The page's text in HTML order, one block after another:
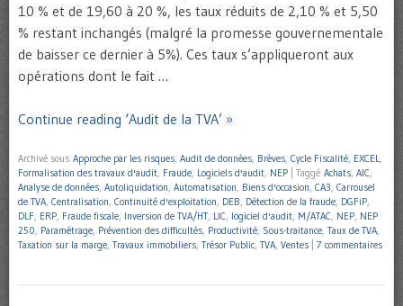
10 % et de 19,60 à 20 %, les taux réduits de 2,10 % et 5,50
% restant inchangés (malgré la promesse gouvernementale
de baisser ce dernier à 5%). Ces taux s’appliqueront aux
opérations dont le fait …
Continue reading ‘Audit de la TVA’ »
Archivé sous Approche par les risques, Audit de données, Brèves, Cycle Fiscalité, EXCEL,
Formalisation des travaux d'audit, Fraude, Logiciels d'audit, NEP Taggé Achats, AIC,
Analyse de données, Autoliquidation, Automatisation, Biens d'occasion, CA3, Carrousel
de TVA, Centralisation, Continuité d'exploitation, DEB, Détection de la fraude, DGFiP,
DLF, ERP, Fraude fiscale, Inversion de TVA/HT, LIC, logiciel d'audit, M/ATAC, NEP, NEP
250, Paramétrage, Prévention des difficultés, Productivité, Sous-traitance, Taux de TVA,
Taxation sur la marge, Travaux immobiliers, Trésor Public, TVA, Ventes 7 commentaires